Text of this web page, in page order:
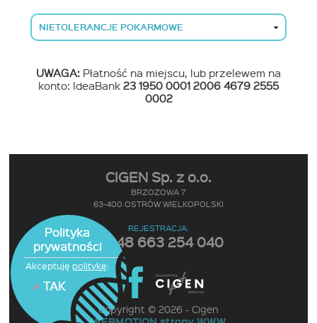
Polityka
prywatności
Akceptuję politykę:
✓ TAK
NIETOLERANCJE POKARMOWE
UWAGA: Płatność na miejscu, lub przelewem na
konto: IdeaBank 23 1950 0001 2006 4679 2555
0002
CIGEN Sp. z o.o.
BRZOZOWA 7
63-400 OSTRÓW WIELKOPOLSKI
REJESTRACJA:
+48 663 254 040
Copyright © 2026 - Cigen